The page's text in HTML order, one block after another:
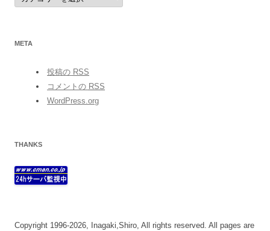
META
投稿の RSS
コメントの RSS
WordPress.org
THANKS
Copyright 1996-2026, Inagaki,Shiro, All rights reserved. All pages are